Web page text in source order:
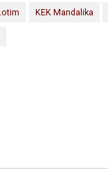
KEK Mandalika